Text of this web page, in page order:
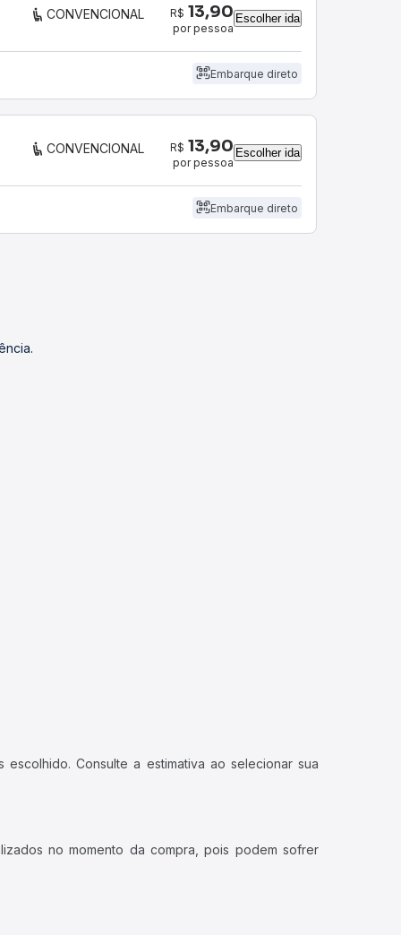
CONVENCIONAL R$ 13,90
por pessoa
Escolher ida
Embarque direto
CONVENCIONAL R$ 13,90
por pessoa
Escolher ida
Embarque direto
Consulte a estimativa ao selecionar sua
no momento da compra, pois podem sofrer